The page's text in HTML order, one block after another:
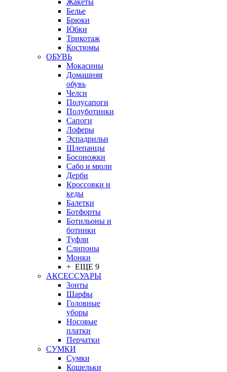
Жакеты
Белье
Брюки
Юбки
Трикотаж
Костюмы
ОБУВЬ
Мокасины
Домашняя
обувь
Челси
Полусапоги
Полуботинки
Сапоги
Лоферы
Эспадрильи
Шлепанцы
Босоножки
Сабо и мюли
Дерби
Кроссовки и
кеды
Балетки
Ботфорты
Ботильоны и
ботинки
Туфли
Слипоны
Монки
+ ЕЩЕ 9
АКСЕССУАРЫ
Зонты
Шарфы
Головные
уборы
Носовые
платки
Перчатки
СУМКИ
Сумки
Кошельки